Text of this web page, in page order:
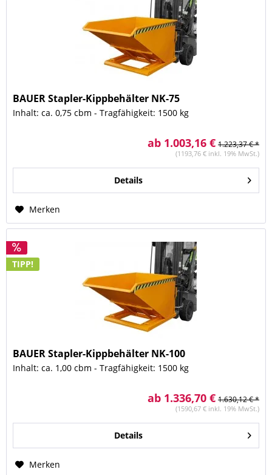
BAUER Stapler-Kippbehälter NK-75
Inhalt: ca. 0,75 cbm - Tragfähigkeit: 1500 kg
ab 1.003,16 € 1.223,37 € *
(1193,76 € inkl. 19% MwSt.)
Details
Merken
TIPP!
BAUER Stapler-Kippbehälter NK-100
Inhalt: ca. 1,00 cbm - Tragfähigkeit: 1500 kg
ab 1.336,70 € 1.630,12 € *
(1590,67 € inkl. 19% MwSt.)
Details
Merken